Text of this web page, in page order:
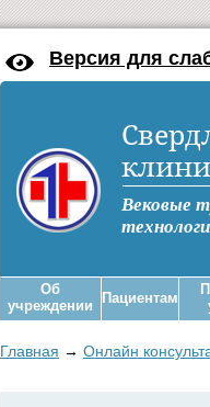
Версия для
Вековые
Об
учреждении
Пациентам
Главная → Онлайн